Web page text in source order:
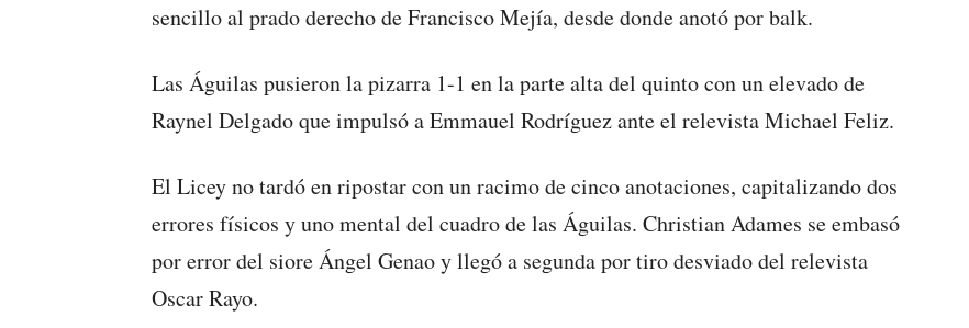
sencillo al prado derecho de Francisco Mejía, desde donde anotó por balk.
Las Águilas pusieron la pizarra 1-1 en la parte alta del quinto con un elevado de
Raynel Delgado que impulsó a Emmauel Rodríguez ante el relevista Michael Feliz.
El Licey no tardó en ripostar con un racimo de cinco anotaciones, capitalizando dos
errores físicos y uno mental del cuadro de las Águilas. Christian Adames se embasó
por error del siore Ángel Genao y llegó a segunda por tiro desviado del relevista
Oscar Rayo.